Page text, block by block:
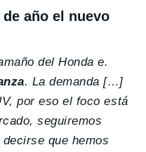
año el nuevo
del Honda e.
. La demanda […]
por eso el foco está
seguiremos
que hemos